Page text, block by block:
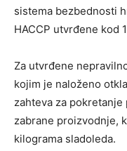
sistema bezbednosti
HACCP utvrđene kod
Za utvrđene
kojim je naloženo
zahteva za
zabrane proizvodnje,
kilograma sladoleda.